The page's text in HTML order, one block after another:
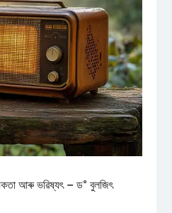
আৰু ভৱিষ্যৎ – ড° বুলজিৎ